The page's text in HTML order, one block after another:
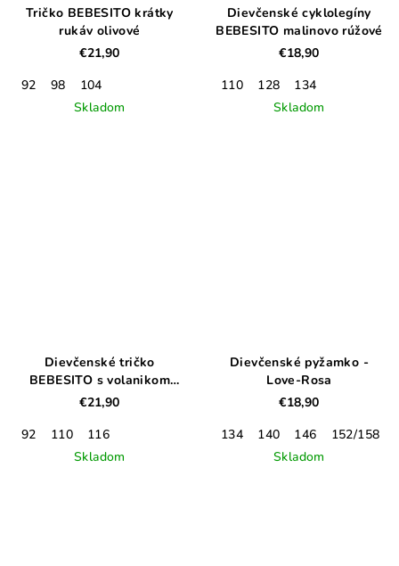
Tričko BEBESITO krátky
rukáv olivové
€21,90
92
98
104
Skladom
Dievčenské cyklolegíny
BEBESITO malinovo rúžové
€18,90
110
128
134
Skladom
Dievčenské tričko
BEBESITO s volanikom
malinovo rúžové
€21,90
92
110
116
Skladom
Dievčenské pyžamko -
Love-Rosa
€18,90
134
140 146 152/158
Skladom